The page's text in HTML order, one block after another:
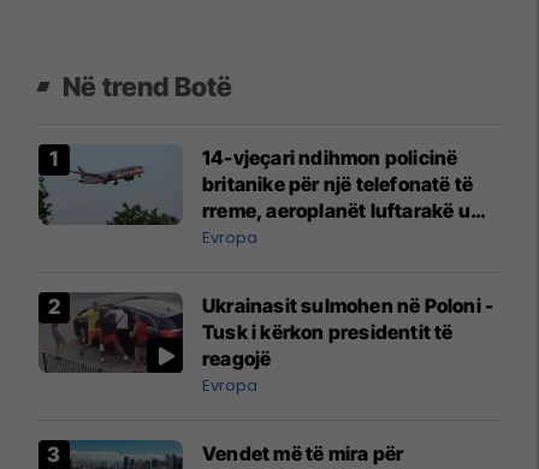
Në trend Botë
14-vjeçari ndihmon policinë
britanike për një telefonatë të
rreme, aeroplanët luftarakë u
ngritën në ajër për të
Mançesterit
Evropa
Ukrainasit sulmohen në Poloni -
Tusk i kërkon presidentit të
reagojë
Evropa
Vendet më të mira për